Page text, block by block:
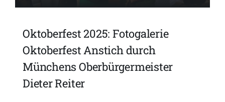
Oktoberfest 2025: Fotogalerie
Oktoberfest Anstich durch
Münchens Oberbürgermeister
Dieter Reiter